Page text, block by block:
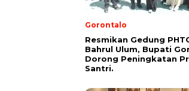
Gorontalo
Resmikan Gedung
Bahrul Ulum, Bupati
Dorong Peningkatan
Santri.